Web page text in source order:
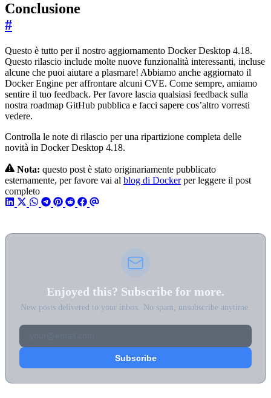
Conclusione
#
Questo è tutto per il nostro aggiornamento Docker Desktop 4.18.
Questo rilascio include molte nuove funzionalità interessanti, incluse
alcune che puoi aiutare a plasmare! Abbiamo anche aggiornato il
Docker Engine per affrontare alcuni CVE. Come sempre, amiamo
sentire il tuo feedback. Per favore lascia qualsiasi feedback sulla
nostra roadmap GitHub pubblica e facci sapere cos’altro vorresti
vedere.
Controlla le note di rilascio per una ripartizione completa delle
novità in Docker Desktop 4.18.
Nota: questo post è stato originariamente pubblicato
esternamente, per favore vai al blog di Dockerper leggere il post
completo
Enjoyed this? Subscribe for more.
New posts delivered to your inbox. No spam, unsubscribe anytime.